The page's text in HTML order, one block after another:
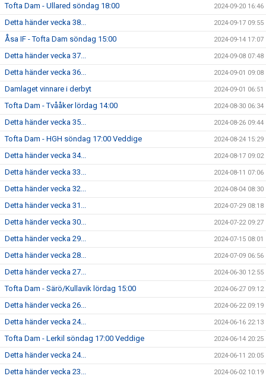
Tofta Dam - Ullared söndag 18:00 2024-09-20 16:46
Detta händer vecka 38... 2024-09-17 09:55
Åsa IF - Tofta Dam söndag 15:00 2024-09-14 17:07
Detta händer vecka 37... 2024-09-08 07:48
Detta händer vecka 36... 2024-09-01 09:08
Damlaget vinnare i derbyt 2024-09-01 06:51
Tofta Dam - Tvååker lördag 14:00 2024-08-30 06:34
Detta händer vecka 35... 2024-08-26 09:44
Tofta Dam - HGH söndag 17:00 Veddige 2024-08-24 15:29
Detta händer vecka 34... 2024-08-17 09:02
Detta händer vecka 33... 2024-08-11 07:06
Detta händer vecka 32... 2024-08-04 08:30
Detta händer vecka 31... 2024-07-29 08:18
Detta händer vecka 30... 2024-07-22 09:27
Detta händer vecka 29... 2024-07-15 08:01
Detta händer vecka 28... 2024-07-09 06:56
Detta händer vecka 27... 2024-06-30 12:55
Tofta Dam - Särö/Kullavik lördag 15:00 2024-06-27 09:12
Detta händer vecka 26... 2024-06-22 09:19
Detta händer vecka 24... 2024-06-16 22:13
Tofta Dam - Lerkil söndag 17:00 Veddige 2024-06-14 20:25
Detta händer vecka 24... 2024-06-11 20:05
Detta händer vecka 23... 2024-06-02 10:19